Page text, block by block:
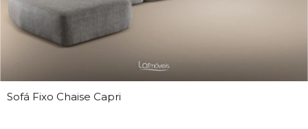
Sofá Fixo Chaise Capri